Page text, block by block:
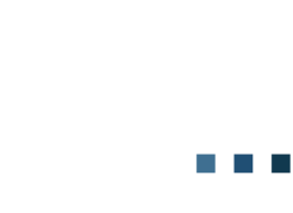
呼：「連住的太空艙
限制了我的想像。」